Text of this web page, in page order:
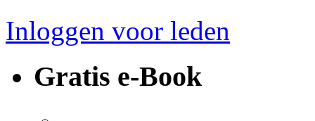
Inloggen voor leden
Gratis e-Book